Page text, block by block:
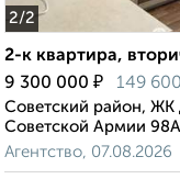
2/2
2-к квартира,
9 300 000 ₽ 149 600
Советский район,
Советской Армии 98А
Агентство, 07.08.2026